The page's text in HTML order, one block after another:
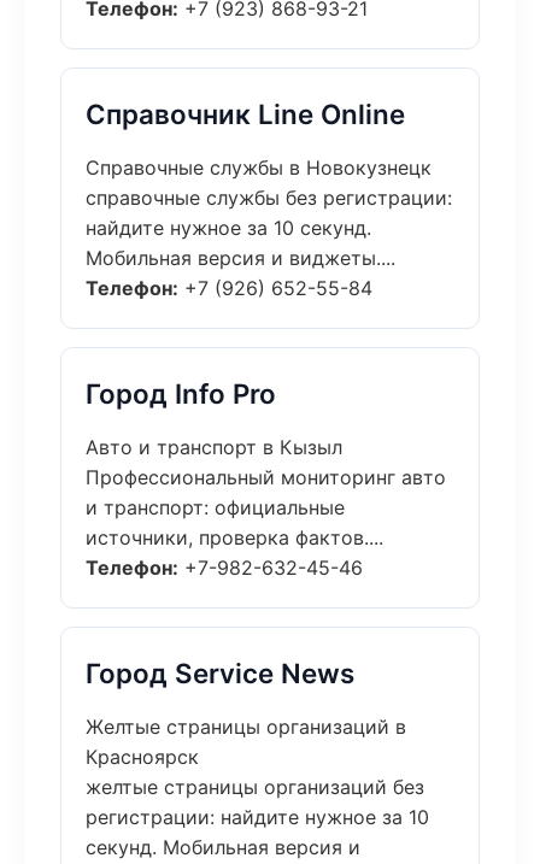
Телефон: +7 (923) 868-93-21
Справочник Line Online
Справочные службы в Новокузнецк
справочные службы без регистрации:
найдите нужное за 10 секунд.
Мобильная версия и виджеты....
Телефон: +7 (926) 652-55-84
Город Info Pro
Авто и транспорт в Кызыл
Профессиональный мониторинг авто
и транспорт: официальные
источники, проверка фактов....
Телефон: +7-982-632-45-46
Город Service News
Желтые страницы организаций в
Красноярск
желтые страницы организаций без
регистрации: найдите нужное за 10
секунд. Мобильная версия и